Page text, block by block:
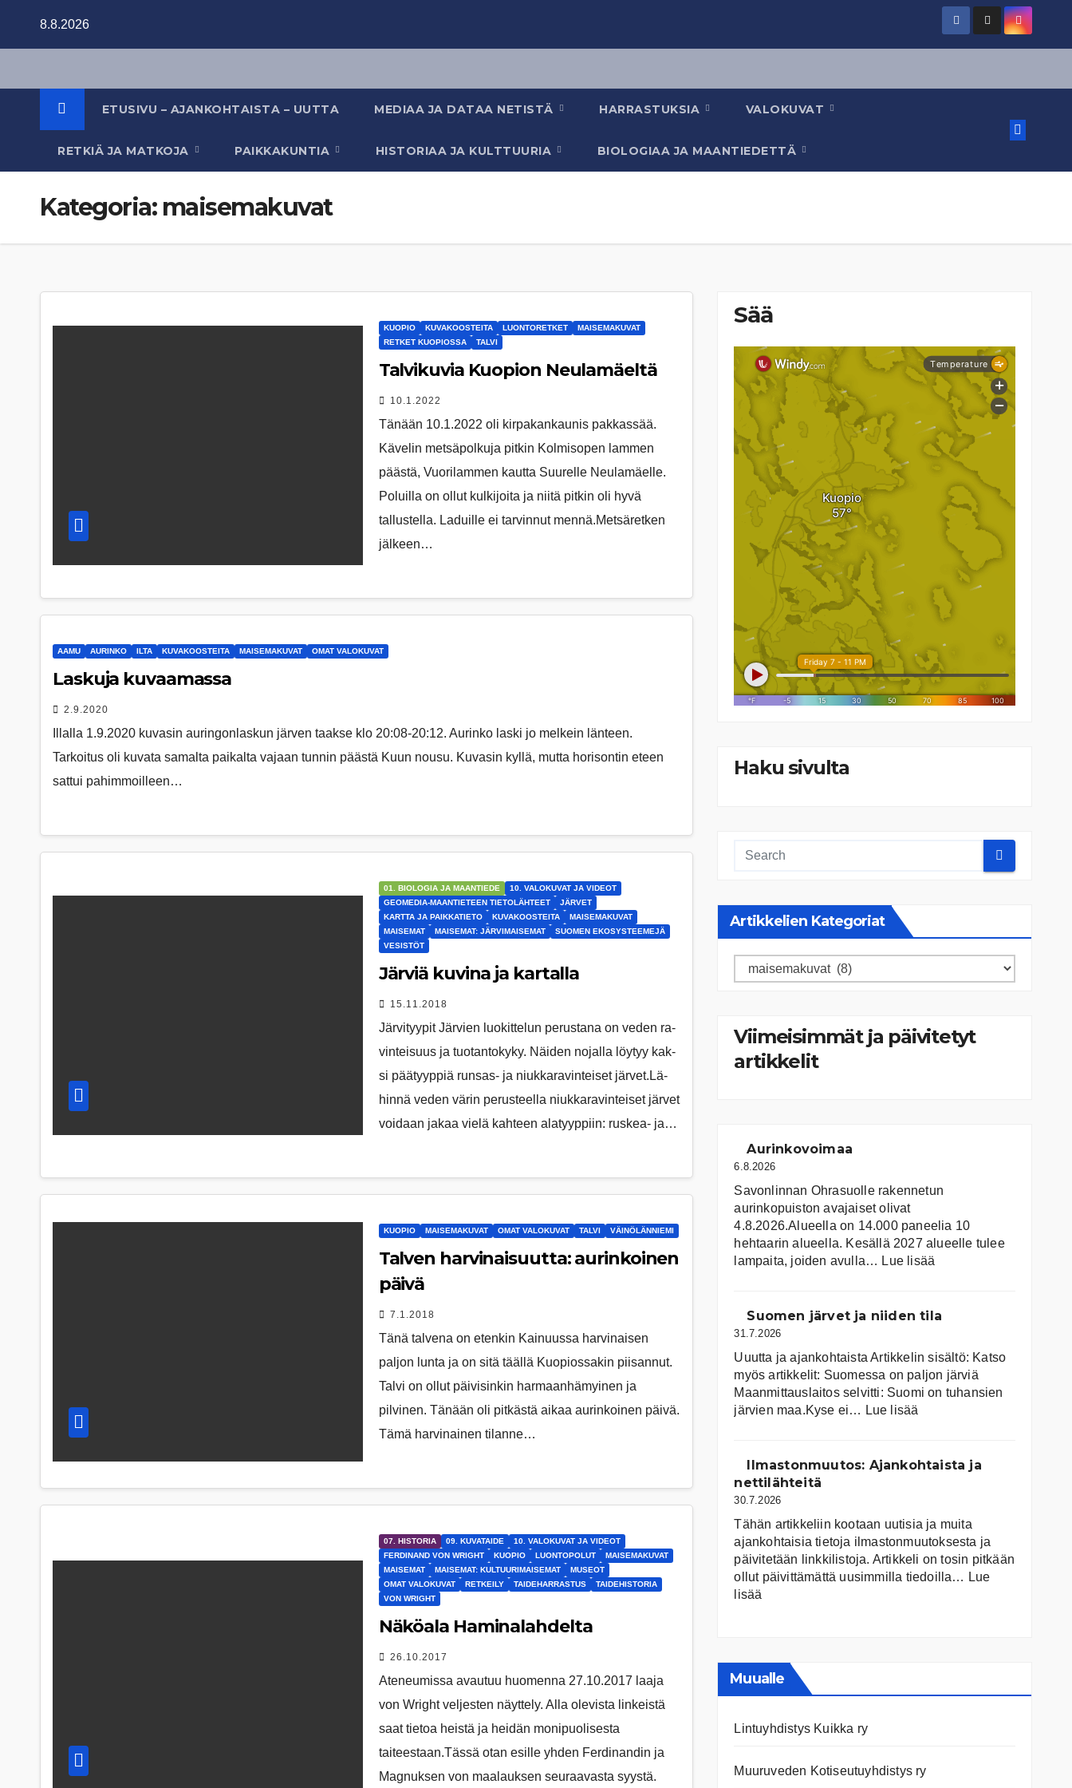
8.8.2026
ETUSIVU – AJANKOHTAISTA – UUTTA MEDIAA JA DATAA NETISTÄ HARRASTUKSIA VALOKUVAT
RETKIÄ JA MATKOJA PAIKKAKUNTIA HISTORIAA JA KULTTUURIA BIOLOGIAA JA MAANTIEDETTÄ
Kategoria: maisemakuvat
KUOPIO KUVAKOOSTEITA LUONTORETKET
MAISEMAKUVAT
RETKET KUOPIOSSA
TALVI
Talvikuvia Kuopion Neulamäeltä
10.1.2022
Tänään 10.1.2022 oli kirpakankaunis pakkassää.
Kävelin metsäpolkuja pitkin Kolmisopen lammen
päästä, Vuorilammen kautta Suurelle Neulamäelle.
Poluilla on ollut kulkijoita ja niitä pitkin oli hyvä
tallustella. Laduille ei tarvinnut mennä.Metsäretken
jälkeen…
AAMU AURINKO ILTA KUVAKOOSTEITA MAISEMAKUVAT OMAT VALOKUVAT
Laskuja kuvaamassa
2.9.2020
Illalla 1.9.2020 kuvasin auringonlaskun järven taakse klo 20:08-20:12. Aurinko laski jo melkein länteen.
Tarkoitus oli kuvata samalta paikalta vajaan tunnin päästä Kuun nousu. Kuvasin kyllä, mutta horisontin eteen
sattui pahimmoilleen…
01. BIOLOGIA JA MAANTIEDE
10. VALOKUVAT JA VIDEOT
GEOMEDIA-MAANTIETEEN TIETOLÄHTEET
JÄRVET
KARTTA JA PAIKKATIETO
KUVAKOOSTEITA
MAISEMAKUVAT
MAISEMAT
MAISEMAT: JÄRVIMAISEMAT
SUOMEN EKOSYSTEEMEJÄ
VESISTÖT
Järviä kuvina ja kartalla
15.11.2018
Järvityypit Jär­vien luo­kit­te­lun pe­rus­ta­na on ve­den ra­
vin­tei­suus ja tuo­tan­to­kyky. Näi­den no­jal­la löy­tyy kak­
si pää­tyyp­piä run­sas- ja niuk­ka­ra­vin­tei­set jär­vet.Lä­
hin­nä ve­den vä­rin pe­rus­teel­la niuk­ka­ra­vin­tei­set jär­vet
voi­daan ja­kaa vie­lä kah­teen ala­tyyp­piin: rus­kea- ja…
KUOPIO MAISEMAKUVAT OMAT VALOKUVAT TALVI VÄINÖLÄNNIEMI
Talven harvinaisuutta: aurinkoinen
päivä
7.1.2018
Tänä talvena on etenkin Kainuussa harvinaisen
paljon lunta ja on sitä täällä Kuopiossakin piisannut.
Talvi on ollut päivisinkin harmaanhämyinen ja
pilvinen. Tänään oli pitkästä aikaa aurinkoinen päivä.
Tämä harvinainen tilanne…
07. HISTORIA 09. KUVATAIDE
10. VALOKUVAT JA VIDEOT
FERDINAND VON WRIGHT
KUOPIO LUONTOPOLUT
MAISEMAKUVAT
MAISEMAT
MAISEMAT: KULTUURIMAISEMAT
MUSEOT
OMAT VALOKUVAT
RETKEILY TAIDEHARRASTUS
TAIDEHISTORIA
VON WRIGHT
Näköala Haminalahdelta
26.10.2017
Ateneumissa avautuu huomenna 27.10.2017 laaja
von Wright veljesten näyttely. Alla olevista linkeistä
saat tietoa heistä ja heidän monipuolisesta
taiteestaan.Tässä otan esille yhden Ferdinandin ja
Magnuksen von maalauksen seuraavasta syystä.
Sää
Haku sivulta
Artikkelien Kategoriat
Artikkelien
Viimeisimmät ja päivitetyt
artikkelit
Aurinkovoimaa
6.8.2026
Savonlinnan Ohrasuolle rakennetun
aurinkopuiston avajaiset olivat
4.8.2026.Alueella on 14.000 paneelia 10
hehtaarin alueella. Kesällä 2027 alueelle tulee
lampaita, joiden avulla… Lue lisää
Suomen järvet ja niiden tila
31.7.2026
Uuutta ja ajankohtaista Artikkelin sisältö: Katso
myös artikkelit: Suomessa on pal­jon jär­viä
Maanmittauslaitos selvitti: Suomi on tuhansien
järvien maa.Kyse ei… Lue lisää
ja
Ilmastonmuutos: Ajankohtaista ja
nettilähteitä
30.7.2026
Tähän artikkeliin kootaan uutisia ja muita
ajankohtaisia tietoja ilmastonmuutoksesta ja
päivitetään linkkilistoja. Artikkeli on tosin pitkään
ollut päivittämättä uusimmilla tiedoilla… Lue
lisää
nettilähteitä
Muualle
Lintuyhdistys Kuikka ry
Muuruveden Kotiseutuyhdistys ry